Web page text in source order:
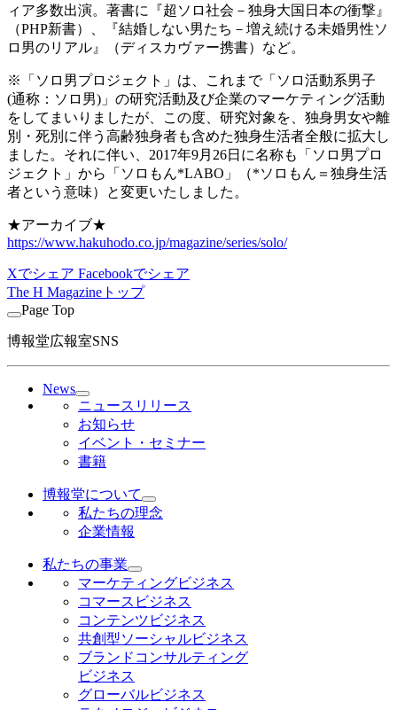
ィア多数出演。著書に『超ソロ社会－独身大国日本の衝撃』
（PHP新書）、『結婚しない男たち－増え続ける未婚男性ソ
ロ男のリアル』（ディスカヴァー携書）など。
※「ソロ男プロジェクト」は、これまで「ソロ活動系男子
(通称：ソロ男)」の研究活動及び企業のマーケティング活動
をしてまいりましたが、この度、研究対象を、独身男女や離
別・死別に伴う高齢独身者も含めた独身生活者全般に拡大し
ました。それに伴い、2017年9月26日に名称も「ソロ男プロ
ジェクト」から「ソロもん*LABO」（*ソロもん＝独身生活
者という意味）と変更いたしました。
★アーカイブ★
https://www.hakuhodo.co.jp/magazine/series/solo/
Xでシェア Facebookでシェア
The H Magazineトップ
Page Top
博報堂広報室SNS
News
ニュースリリース
お知らせ
イベント・セミナー
書籍
博報堂について
私たちの理念
企業情報
私たちの事業
マーケティングビジネス
コマースビジネス
コンテンツビジネス
共創型ソーシャルビジネス
ブランドコンサルティング
ビジネス
グローバルビジネス